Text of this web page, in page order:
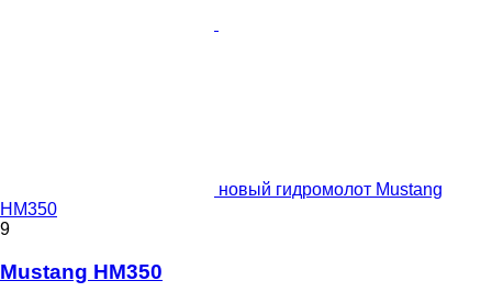
новый гидромолот Mustang
HM350
9
Mustang HM350